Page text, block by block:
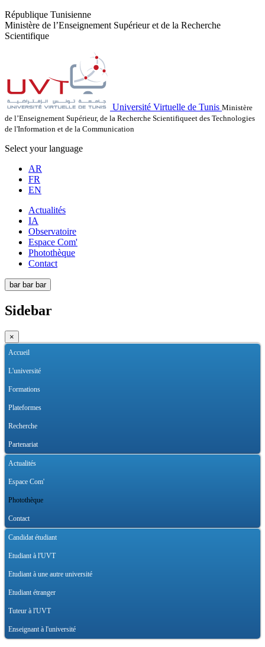
République Tunisienne
Ministère de l’Enseignement Supérieur et de la Recherche
Scientifique
Université Virtuelle de Tunis Ministère
de l’Enseignement Supérieur, de la Recherche Scientifiqueet des Technologies
de l'Information et de la Communication
Select your language
AR
FR
EN
Actualités
IA
Observatoire
Espace Com'
Photothèque
Contact
bar bar bar
Sidebar
×
Accueil
L'université
Formations
Plateformes
Recherche
Partenariat
Actualités
Espace Com'
Photothèque
Contact
Candidat étudiant
Etudiant à l'UVT
Etudiant à une autre université
Etudiant étranger
Tuteur à l'UVT
Enseignant à l'université